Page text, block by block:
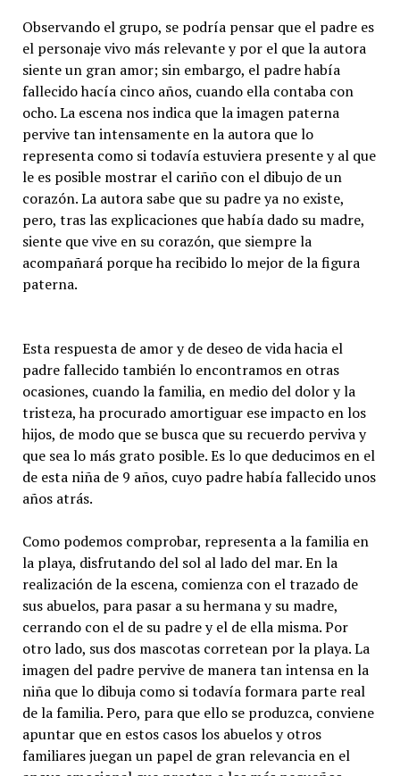
Observando el grupo, se podría pensar que el padre es
el personaje vivo más relevante y por el que la autora
siente un gran amor; sin embargo, el padre había
fallecido hacía cinco años, cuando ella contaba con
ocho. La escena nos indica que la imagen paterna
pervive tan intensamente en la autora que lo
representa como si todavía estuviera presente y al que
le es posible mostrar el cariño con el dibujo de un
corazón. La autora sabe que su padre ya no existe,
pero, tras las explicaciones que había dado su madre,
siente que vive en su corazón, que siempre la
acompañará porque ha recibido lo mejor de la figura
paterna.
Esta respuesta de amor y de deseo de vida hacia el
padre fallecido también lo encontramos en otras
ocasiones, cuando la familia, en medio del dolor y la
tristeza, ha procurado amortiguar ese impacto en los
hijos, de modo que se busca que su recuerdo perviva y
que sea lo más grato posible. Es lo que deducimos en el
de esta niña de 9 años, cuyo padre había fallecido unos
años atrás.
Como podemos comprobar, representa a la familia en
la playa, disfrutando del sol al lado del mar. En la
realización de la escena, comienza con el trazado de
sus abuelos, para pasar a su hermana y su madre,
cerrando con el de su padre y el de ella misma. Por
otro lado, sus dos mascotas corretean por la playa. La
imagen del padre pervive de manera tan intensa en la
niña que lo dibuja como si todavía formara parte real
de la familia. Pero, para que ello se produzca, conviene
apuntar que en estos casos los abuelos y otros
familiares juegan un papel de gran relevancia en el